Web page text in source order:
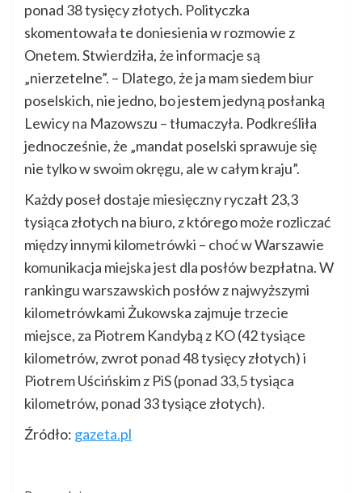
ponad 38 tysięcy złotych. Polityczka
skomentowała te doniesienia w rozmowie z
Onetem. Stwierdziła, że informacje są
„nierzetelne”. – Dlatego, że ja mam siedem biur
poselskich, nie jedno, bo jestem jedyną posłanką
Lewicy na Mazowszu – tłumaczyła. Podkreśliła
jednocześnie, że „mandat poselski sprawuje się
nie tylko w swoim okręgu, ale w całym kraju”.
Każdy poseł dostaje miesięczny ryczałt 23,3
tysiąca złotych na biuro, z którego może rozliczać
między innymi kilometrówki – choć w Warszawie
komunikacja miejska jest dla posłów bezpłatna. W
rankingu warszawskich posłów z najwyższymi
kilometrówkami Żukowska zajmuje trzecie
miejsce, za Piotrem Kandybą z KO (42 tysiące
kilometrów, zwrot ponad 48 tysięcy złotych) i
Piotrem Uścińskim z PiS (ponad 33,5 tysiąca
kilometrów, ponad 33 tysiące złotych).
Źródło: gazeta.pl